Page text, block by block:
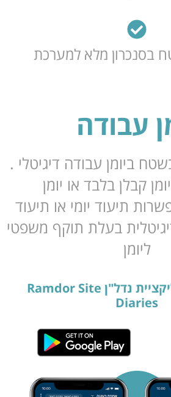
מלא למערכת
עבודה דיגיטלי .
בלבד או יומן
יומי או תיעוד
בעלת תוקף משפטי
הורידו את אפליקציית נדל"ן Ramdor Site